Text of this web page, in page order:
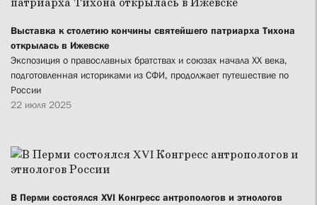
Выставка к столетию кончины святейшего патриарха Тихона
открылась в Ижевске
Экспозиция о православных братствах и союзах начала XX века,
подготовленная историками из СФИ, продолжает путешествие по
России
22 июля 2025
В Перми состоялся XVI Конгресс антропологов и этнологов